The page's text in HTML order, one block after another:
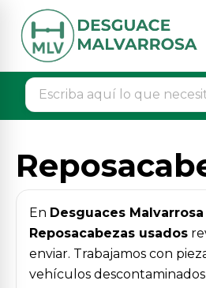
Inicio Piezas vehículos
En Desguaces Malvarrosa
Reposacabezas usados
enviar. Trabajamos con
vehículos